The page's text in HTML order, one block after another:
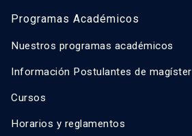
Programas Académicos
Nuestros programas académicos
Información Postulantes de magíster
Cursos
Horarios y reglamentos